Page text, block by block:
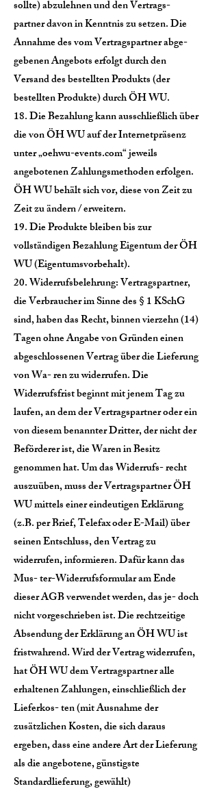
sollte) abzulehnen und den Vertrags-
partner davon in Kenntnis zu setzen. Die
Annahme des vom Vertragspartner abge-
gebenen Angebots erfolgt durch den
Versand des bestellten Produkts (der
bestellten Produkte) durch ÖH WU.
18. Die Bezahlung kann ausschließlich über
die von ÖH WU auf der Internetpräsenz
unter „oehwu-events.com“ jeweils
angebotenen Zahlungsmethoden erfolgen.
ÖH WU behält sich vor, diese von Zeit zu
Zeit zu ändern / erweitern.
19. Die Produkte bleiben bis zur
vollständigen Bezahlung Eigentum der ÖH
WU (Eigentumsvorbehalt).
20. Widerrufsbelehrung: Vertragspartner,
die Verbraucher im Sinne des § 1 KSchG
sind, haben das Recht, binnen vierzehn (14)
Tagen ohne Angabe von Gründen einen
abgeschlossenen Vertrag über die Lieferung
von Wa- ren zu widerrufen. Die
Widerrufsfrist beginnt mit jenem Tag zu
laufen, an dem der Vertragspartner oder ein
von diesem benannter Dritter, der nicht der
Beförderer ist, die Waren in Besitz
genommen hat. Um das Widerrufs- recht
auszuüben, muss der Vertragspartner ÖH
WU mittels einer eindeutigen Erklärung
(z.B. per Brief, Telefax oder E-Mail) über
seinen Entschluss, den Vertrag zu
widerrufen, informieren. Dafür kann das
Mus- ter-Widerrufsformular am Ende
dieser AGB verwendet werden, das je- doch
nicht vorgeschrieben ist. Die rechtzeitige
Absendung der Erklärung an ÖH WU ist
fristwahrend. Wird der Vertrag widerrufen,
hat ÖH WU dem Vertragspartner alle
erhaltenen Zahlungen, einschließlich der
Lieferkos- ten (mit Ausnahme der
zusätzlichen Kosten, die sich daraus
ergeben, dass eine andere Art der Lieferung
als die angebotene, günstigste
Standardlieferung, gewählt)